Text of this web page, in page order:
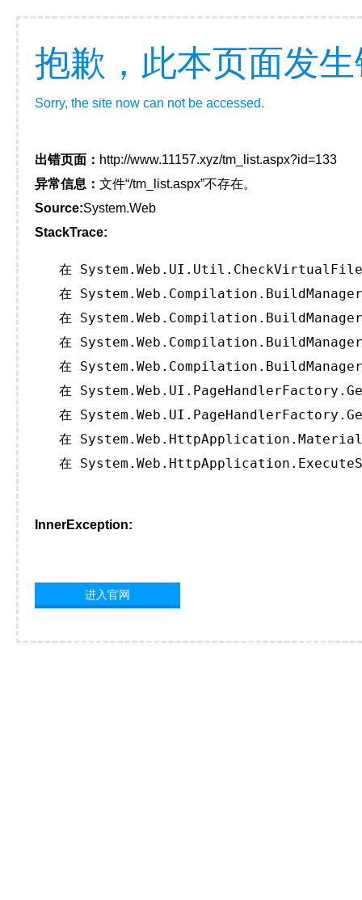
抱歉，此本页面发
Sorry, the site now can not be accessed.
出错页面： http://www.11157.xyz/tm_list.aspx?id=133
异常信息： 文件“/tm_list.aspx”不存在。
Source:System.Web
StackTrace:
在
在
在
在
在
在
在
在
在
InnerException:
进入官网